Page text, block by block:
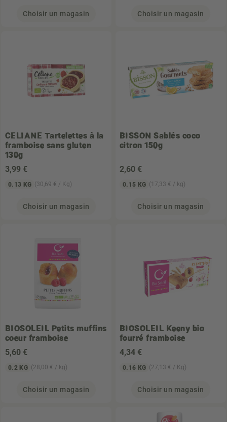
Choisir un magasin Choisir un magasin
CELIANE Tartelettes à la
framboise sans gluten
130g
3,99 €
0.13 KG (30,69 € / Kg)
Choisir un magasin
BISSON Sablés coco
citron 150g
2,60 €
0.15 KG (17,33 € / kg)
Choisir un magasin
BIOSOLEIL Petits muffins
coeur framboise
5,60 €
0.2 KG (28,00 € / kg)
Choisir un magasin
BIOSOLEIL Keeny bio
fourré framboise
4,34 €
0.16 KG (27,13 € / Kg)
Choisir un magasin